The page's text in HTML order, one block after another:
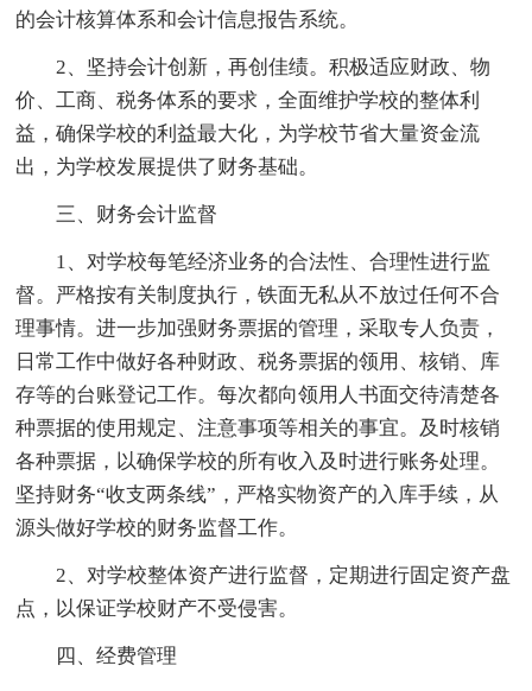
的会计核算体系和会计信息报告系统。
2、坚持会计创新，再创佳绩。积极适应财政、物
价、工商、税务体系的要求，全面维护学校的整体利
益，确保学校的利益最大化，为学校节省大量资金流
出，为学校发展提供了财务基础。
三、财务会计监督
1、对学校每笔经济业务的合法性、合理性进行监
督。严格按有关制度执行，铁面无私从不放过任何不合
理事情。进一步加强财务票据的管理，采取专人负责，
日常工作中做好各种财政、税务票据的领用、核销、库
存等的台账登记工作。每次都向领用人书面交待清楚各
种票据的使用规定、注意事项等相关的事宜。及时核销
各种票据，以确保学校的所有收入及时进行账务处理。
坚持财务“收支两条线”，严格实物资产的入库手续，从
源头做好学校的财务监督工作。
2、对学校整体资产进行监督，定期进行固定资产盘
点，以保证学校财产不受侵害。
四、经费管理